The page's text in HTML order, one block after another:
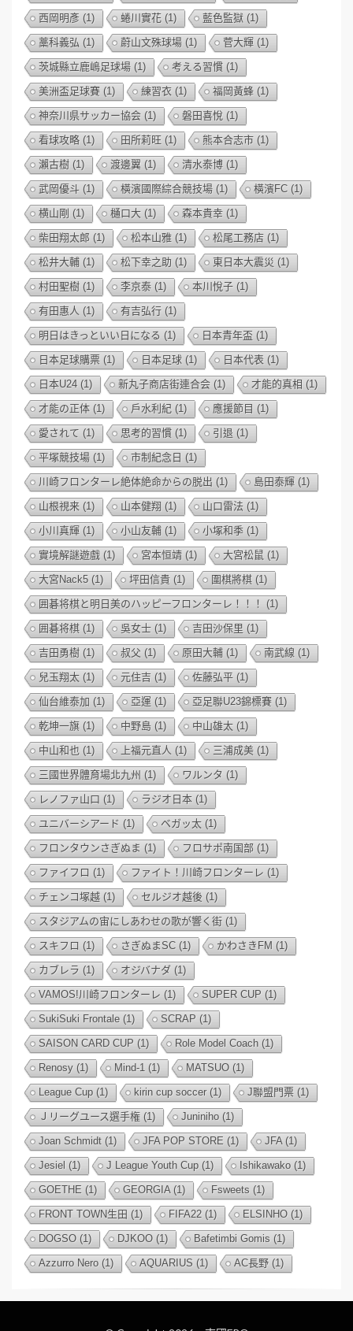
西岡明彥 (1) 蜷川實花 (1) 藍色監獄 (1)
藁科義弘 (1) 蔚山文殊球場 (1) 菅大輝 (1)
茨城縣立鹿嶋足球場 (1) 考える習慣 (1)
美洲盃足球賽 (1) 練習衣 (1) 福岡黃蜂 (1)
神奈川県サッカー協会 (1) 磐田喜悅 (1)
看球攻略 (1) 田所莉旺 (1) 熊本合志市 (1)
瀨古樹 (1) 渡邊翼 (1) 清水泰博 (1)
武岡優斗 (1) 橫濱國際綜合競技場 (1) 橫濱FC (1)
横山剛 (1) 樋口大 (1) 森本貴幸 (1)
柴田翔太郎 (1) 松本山雅 (1) 松尾工務店 (1)
松井大輔 (1) 松下幸之助 (1) 東日本大震災 (1)
村田聖樹 (1) 李京泰 (1) 本川悅子 (1)
有田惠人 (1) 有吉弘行 (1)
明日はきっといい日になる (1) 日本青年盃 (1)
日本足球購票 (1) 日本足球 (1) 日本代表 (1)
日本U24 (1) 新丸子商店街連合会 (1) 才能的真相 (1)
才能の正体 (1) 戶水利紀 (1) 應援節目 (1)
愛されて (1) 思考的習慣 (1) 引退 (1)
平塚競技場 (1) 市制紀念日 (1)
川崎フロンターレ絶体絶命からの脱出 (1) 島田泰輝 (1)
山根視来 (1) 山本健翔 (1) 山口雷法 (1)
小川真輝 (1) 小山友輔 (1) 小塚和季 (1)
實境解謎遊戲 (1) 宮本恒靖 (1) 大宮松鼠 (1)
大宮Nack5 (1) 坪田信貴 (1) 圍棋將棋 (1)
囲碁将棋と明日美のハッピーフロンターレ！！！ (1)
囲碁将棋 (1) 吳女士 (1) 吉田沙保里 (1)
吉田勇樹 (1) 叔父 (1) 原田大輔 (1) 南武線 (1)
兒玉翔太 (1) 元住吉 (1) 佐藤弘平 (1)
仙台維泰加 (1) 亞運 (1) 亞足聯U23錦標賽 (1)
乾坤一旗 (1) 中野島 (1) 中山雄太 (1)
中山和也 (1) 上福元直人 (1) 三浦成美 (1)
三國世界體育場北九州 (1) ワルンタ (1)
レノファ山口 (1) ラジオ日本 (1)
ユニバーシアード (1) ベガッ太 (1)
フロンタウンさぎぬま (1) フロサポ南国部 (1)
ファイフロ (1) ファイト！川崎フロンターレ (1)
チェンコ塚越 (1) セルジオ越後 (1)
スタジアムの宙にしあわせの歌が響く街 (1)
スキフロ (1) さぎぬまSC (1) かわさきFM (1)
カブレラ (1) オジバナダ (1)
VAMOS!川崎フロンターレ (1) SUPER CUP (1)
SukiSuki Frontale (1) SCRAP (1)
SAISON CARD CUP (1) Role Model Coach (1)
Renosy (1) Mind-1 (1) MATSUO (1)
League Cup (1) kirin cup soccer(1) J聯盟門票 (1)
Ｊリーグユース選手権 (1) Juniniho (1)
Joan Schmidt (1) JFA POP STORE (1) JFA (1)
Jesiel (1) J League Youth Cup (1) Ishikawako (1)
GOETHE (1) GEORGIA (1) Fsweets (1)
FRONT TOWN生田 (1) FIFA22 (1) ELSINHO (1)
DOGSO (1) DJKOO (1) Bafetimbi Gomis (1)
Azzurro Nero (1) AQUARIUS (1) AC長野 (1)